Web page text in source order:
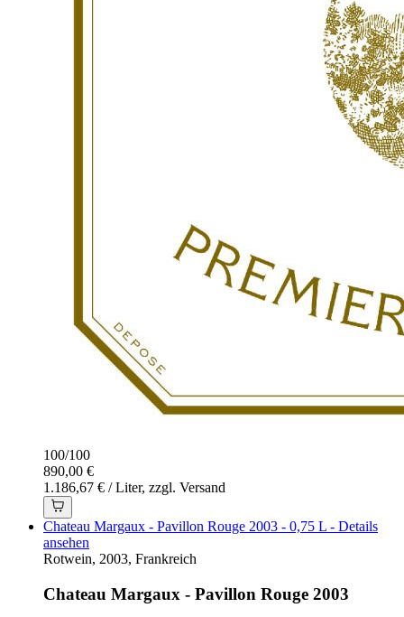
100/100
890,00 €
1.186,67 € / Liter, zzgl. Versand
Chateau Margaux - Pavillon Rouge 2003 - 0,75 L - Details
ansehen
Rotwein, 2003, Frankreich
Chateau Margaux - Pavillon Rouge 2003